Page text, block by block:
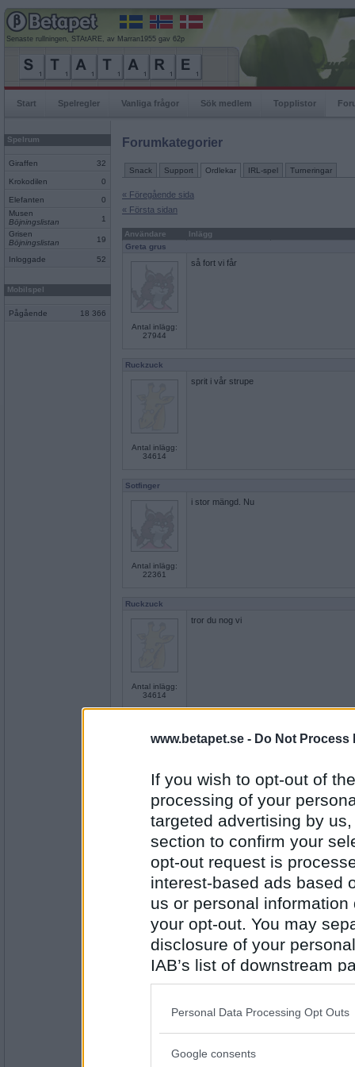
www.betapet.se - Do Not Process
If you wish to opt-out of
processing of your
targeted advertising by
section to confirm your
opt-out request is
interest-based ads based
us or personal
your opt-out. You may
disclosure of your
IAB’s list of downstream
also be disclosed by us
Downstream Participants
Please note that this
Personal Data Processing Opt Outs
Google consents
Senaste rullningen, STAtARE, av Marran1955 gav 62p
Start Spelregler Vanliga frågor Sök medlem Topplistor
Spelrum
Giraffen 32
Krokodilen 0
Elefanten
0
Musen
Böjningslistan
1
Grisen
Böjningslistan
19
Inloggade 52
Mobilspel
Pågående 18 366
Forumkategorier
Snack Support Ordlekar IRL-spel Turneringar
« Föregående sida
« Första sidan
Användare
Inlägg
Greta grus
Antal inlägg:
27944
så fort vi får
Ruckzuck
Antal inlägg:
34614
sprit i vår strupe
Sotfinger
Antal inlägg:
22361
i stor mängd. Nu
Ruckzuck
Antal inlägg:
34614
tror du nog vi
Antal inlägg: 190
känt öllukt i dunk
Greta grus
Antal inlägg:
27944
, nix vi fick spritkork
Sotfinger